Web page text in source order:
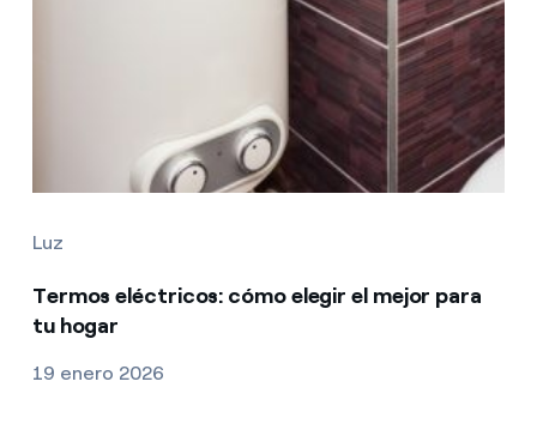
Luz
Termos eléctricos: cómo elegir el mejor para
tu hogar
19 enero 2026